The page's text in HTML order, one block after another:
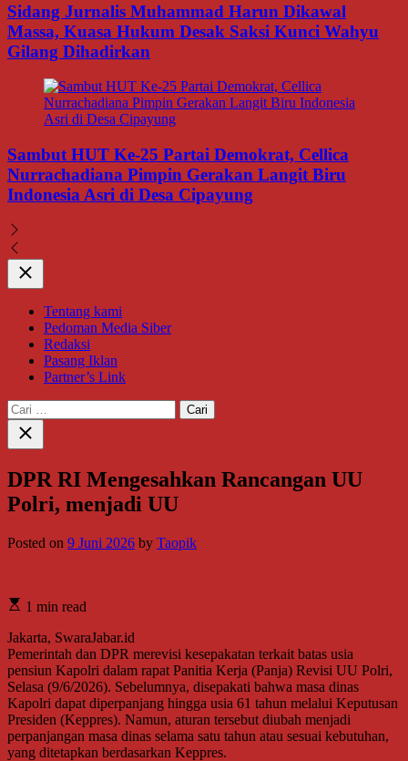
Sidang Jurnalis Muhammad Harun Dikawal
Massa, Kuasa Hukum Desak Saksi Kunci Wahyu
Gilang Dihadirkan
Sambut HUT Ke-25 Partai Demokrat, Cellica
Nurrachadiana Pimpin Gerakan Langit Biru
Indonesia Asri di Desa Cipayung
Close
Tentang kami
Pedoman Media Siber
Redaksi
Pasang Iklan
Partner’s Link
Cari
untuk:
Close
search
DPR RI Mengesahkan Rancangan UU
Polri, menjadi UU
Posted on 9 Juni 2026 by Taopik
1 min read
Jakarta, SwaraJabar.id
Pemerintah dan DPR merevisi kesepakatan terkait batas usia
pensiun Kapolri dalam rapat Panitia Kerja (Panja) Revisi UU Polri,
Selasa (9/6/2026). Sebelumnya, disepakati bahwa masa dinas
Kapolri dapat diperpanjang hingga usia 61 tahun melalui Keputusan
Presiden (Keppres). Namun, aturan tersebut diubah menjadi
perpanjangan masa dinas selama satu tahun atau sesuai kebutuhan,
yang ditetapkan berdasarkan Keppres.